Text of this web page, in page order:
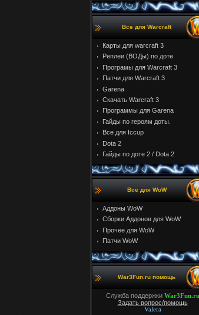
Все для Warcraft
Карты для warcraft 3
Реплеи (ВОДы) по доте
Програмы для Warcraft 3
Патчи для Warcraft 3
Garena
Скачать Warcraft 3
Программы для Garena
Гайды по героям доты.
Все для Iccup
Dota 2
Гайды по доте 2 / Dota 2
Все для WoW
Аддоны WoW
Cборки Аддонов для WoW
Прочее для WoW
Патчи WoW
War3Fun.ru помощь
Служба поддержки War3Fun.ru
Задать вопрос/помощь
Valera